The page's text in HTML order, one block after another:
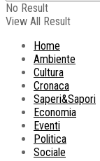
No Result
View All Result
Home
Ambiente
Cultura
Cronaca
Saperi&Sapori
Economia
Eventi
Politica
Sociale